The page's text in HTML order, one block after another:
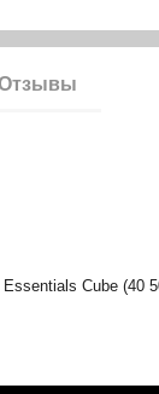
Cube (40